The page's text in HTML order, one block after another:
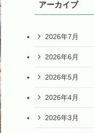
アーカイブ
2026年7月
2026年6月
2026年5月
2026年4月
2026年3月